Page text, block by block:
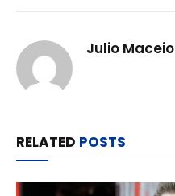
Julio Maceio
RELATED POSTS